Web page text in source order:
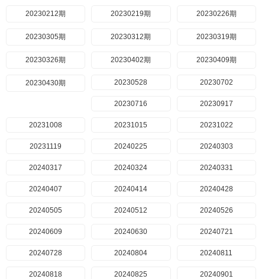
20230212期 20230219期 20230226期
20230305期 20230312期 20230319期
20230326期 20230402期 20230409期
20230430期 20230528 20230702
20230716 20230917
20231008 20231015 20231022
20231119 20240225 20240303
20240317 20240324 20240331
20240407 20240414 20240428
20240505 20240512 20240526
20240609 20240630 20240721
20240728 20240804 20240811
20240818 20240825 20240901